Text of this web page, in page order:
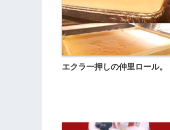
エクラ一押しの仲里ロール。